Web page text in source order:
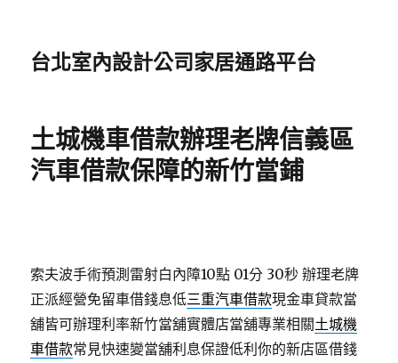
台北室內設計公司家居通路平台
土城機車借款辦理老牌信義區
汽車借款保障的新竹當鋪
索夫波手術預測雷射白內障10點 01分 30秒 辦理老牌
正派經營免留車借錢息低三重汽車借款現金車貸款當
舖皆可辦理利率新竹當舖實體店當舖專業相關土城機
車借款常見快速變當舖利息保證低利你的新店區借錢